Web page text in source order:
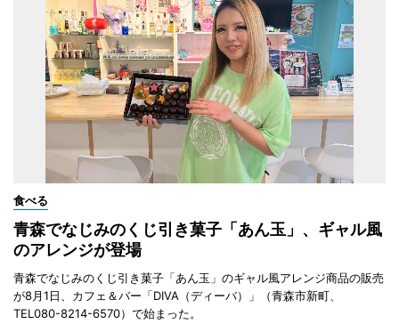
食べる
青森でなじみのくじ引き菓子「あん玉」、ギャル風
のアレンジが登場
青森でなじみのくじ引き菓子「あん玉」のギャル風アレンジ商品の販売
が8月1日、カフェ＆バー「DIVA（ディーバ）」（青森市新町、
TEL080-8214-6570）で始まった。